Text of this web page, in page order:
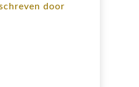
door